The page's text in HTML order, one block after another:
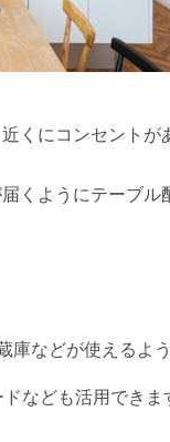
くにコンセントが
くようにテーブル
などが使えるよう
なども活用できま